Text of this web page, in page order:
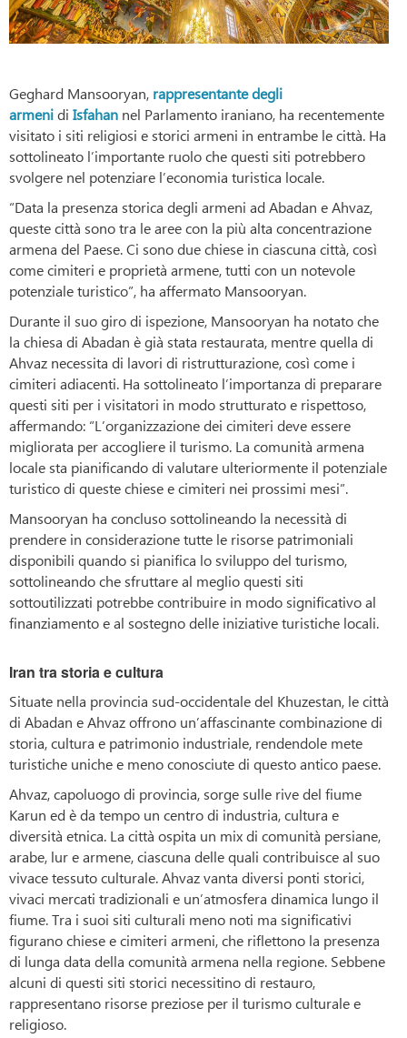
Geghard Mansooryan, rappresentante degli
armenidi Isfahan nel Parlamento iraniano, ha recentemente
visitato i siti religiosi e storici armeni in entrambe le città. Ha
sottolineato l’importante ruolo che questi siti potrebbero
svolgere nel potenziare l’economia turistica locale.
“Data la presenza storica degli armeni ad Abadan e Ahvaz,
queste città sono tra le aree con la più alta concentrazione
armena del Paese. Ci sono due chiese in ciascuna città, così
come cimiteri e proprietà armene, tutti con un notevole
potenziale turistico”, ha affermato Mansooryan.
Durante il suo giro di ispezione, Mansooryan ha notato che
la chiesa di Abadan è già stata restaurata, mentre quella di
Ahvaz necessita di lavori di ristrutturazione, così come i
cimiteri adiacenti. Ha sottolineato l’importanza di preparare
questi siti per i visitatori in modo strutturato e rispettoso,
affermando: “L’organizzazione dei cimiteri deve essere
migliorata per accogliere il turismo. La comunità armena
locale sta pianificando di valutare ulteriormente il potenziale
turistico di queste chiese e cimiteri nei prossimi mesi”.
Mansooryan ha concluso sottolineando la necessità di
prendere in considerazione tutte le risorse patrimoniali
disponibili quando si pianifica lo sviluppo del turismo,
sottolineando che sfruttare al meglio questi siti
sottoutilizzati potrebbe contribuire in modo significativo al
finanziamento e al sostegno delle iniziative turistiche locali.
Iran tra storia e cultura
Situate nella provincia sud-occidentale del Khuzestan, le città
di Abadan e Ahvaz offrono un’affascinante combinazione di
storia, cultura e patrimonio industriale, rendendole mete
turistiche uniche e meno conosciute di questo antico paese.
Ahvaz, capoluogo di provincia, sorge sulle rive del fiume
Karun ed è da tempo un centro di industria, cultura e
diversità etnica. La città ospita un mix di comunità persiane,
arabe, lur e armene, ciascuna delle quali contribuisce al suo
vivace tessuto culturale. Ahvaz vanta diversi ponti storici,
vivaci mercati tradizionali e un’atmosfera dinamica lungo il
fiume. Tra i suoi siti culturali meno noti ma significativi
figurano chiese e cimiteri armeni, che riflettono la presenza
di lunga data della comunità armena nella regione. Sebbene
alcuni di questi siti storici necessitino di restauro,
rappresentano risorse preziose per il turismo culturale e
religioso.